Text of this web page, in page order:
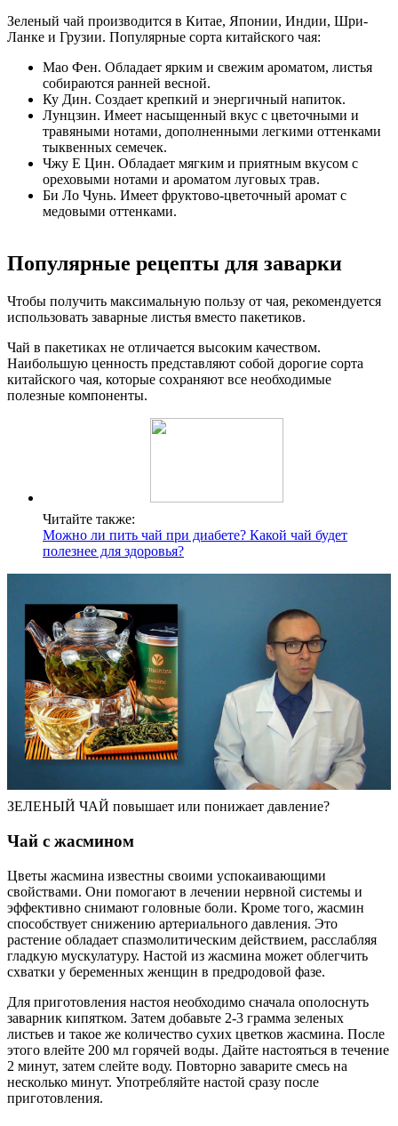
Зеленый чай производится в Китае, Японии, Индии, Шри-
Ланке и Грузии. Популярные сорта китайского чая:
Мао Фен. Обладает ярким и свежим ароматом, листья
собираются ранней весной.
Ку Дин. Создает крепкий и энергичный напиток.
Лунцзин. Имеет насыщенный вкус с цветочными и
травяными нотами, дополненными легкими оттенками
тыквенных семечек.
Чжу Е Цин. Обладает мягким и приятным вкусом с
ореховыми нотами и ароматом луговых трав.
Би Ло Чунь. Имеет фруктово-цветочный аромат с
медовыми оттенками.
Популярные рецепты для заварки
Чтобы получить максимальную пользу от чая, рекомендуется
использовать заварные листья вместо пакетиков.
Чай в пакетиках не отличается высоким качеством.
Наибольшую ценность представляют собой дорогие сорта
китайского чая, которые сохраняют все необходимые
полезные компоненты.
Читайте также:
Можно ли пить чай при диабете? Какой чай будет
полезнее для здоровья?
ЗЕЛЕНЫЙ ЧАЙ повышает или понижает давление?
Чай с жасмином
Цветы жасмина известны своими успокаивающими
свойствами. Они помогают в лечении нервной системы и
эффективно снимают головные боли. Кроме того, жасмин
способствует снижению артериального давления. Это
растение обладает спазмолитическим действием, расслабляя
гладкую мускулатуру. Настой из жасмина может облегчить
схватки у беременных женщин в предродовой фазе.
Для приготовления настоя необходимо сначала ополоснуть
заварник кипятком. Затем добавьте 2-3 грамма зеленых
листьев и такое же количество сухих цветков жасмина. После
этого влейте 200 мл горячей воды. Дайте настояться в течение
2 минут, затем слейте воду. Повторно заварите смесь на
несколько минут. Употребляйте настой сразу после
приготовления.